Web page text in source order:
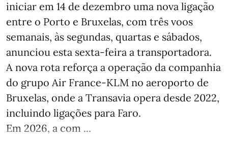
iniciar em 14 de dezembro uma nova ligação
entre o Porto e Bruxelas, com três voos
semanais, às segundas, quartas e sábados,
anunciou esta sexta-feira a transportadora.
A nova rota reforça a operação da companhia
do grupo Air France-KLM no aeroporto de
Bruxelas, onde a Transavia opera desde 2022,
incluindo ligações para Faro.
Em 2026, a com ...